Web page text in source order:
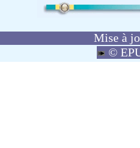
Mise à
©